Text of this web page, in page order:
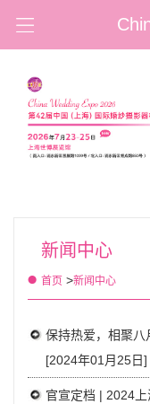
新闻中心
首页 >新闻中心
保持热爱，相聚八
[2024年01月25日]